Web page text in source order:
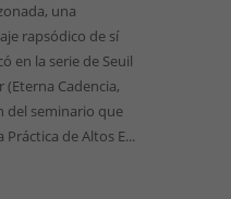
una
rapsódico de sí
en la serie de Seuil
(Eterna Cadencia,
del seminario que
Práctica de Altos E...